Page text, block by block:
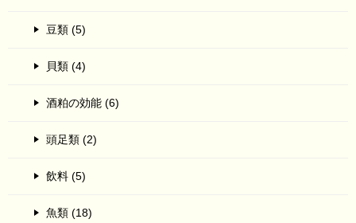
豆類 (5)
貝類 (4)
酒粕の効能 (6)
頭足類 (2)
飲料 (5)
魚類 (18)